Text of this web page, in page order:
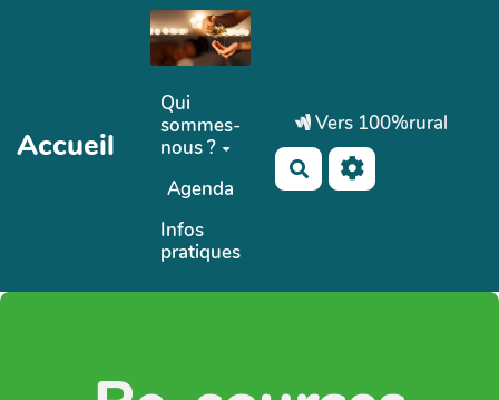
Aller au contenu principal
Accueil
Qui
sommes-
nous ?
Agenda
Infos
pratiques
Vers 100%rural
Rechercher